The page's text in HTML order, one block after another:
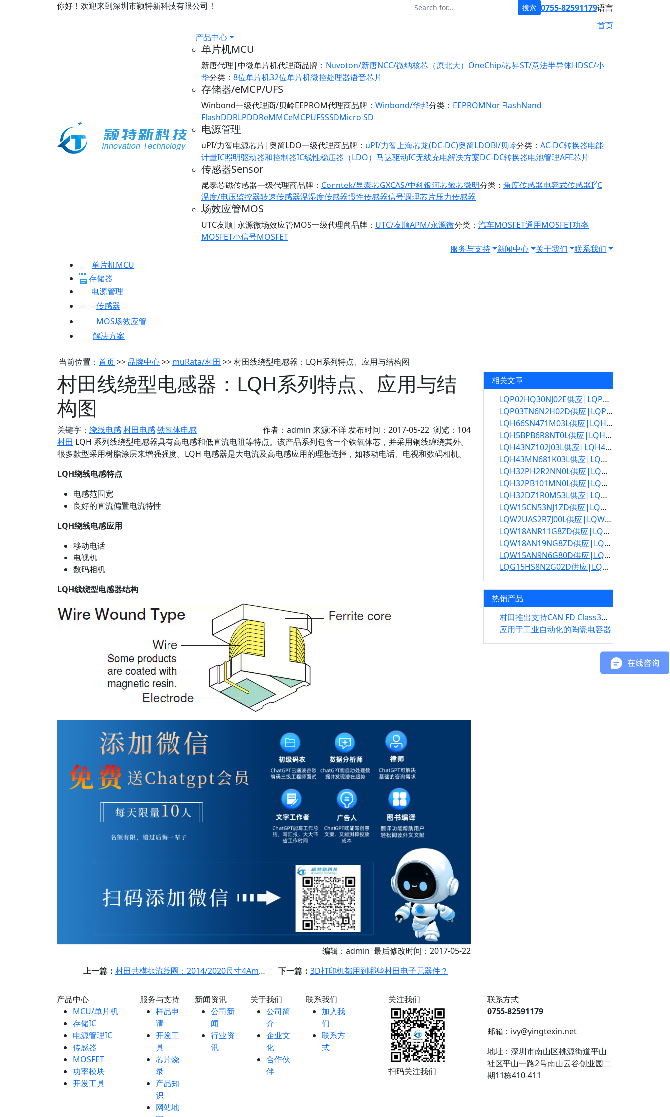
你好！欢迎来到深圳市颖特新科技有限公司！ 搜索 0755-82591179语言
首页
产品中心
单片机MCU
新唐代理|中微单片机代理商品牌： Nuvoton/新唐NCC/微纳核芯（原北大） OneChip/芯昇ST/意法半导体HDSC/小
华分类： 8位单片机32位单片机微控处理器语音芯片
存储器/eMCP/UFS
Winbond一级代理商/贝岭EEPROM代理商品牌： Winbond/华邦分类： EEPROMNor FlashNand
FlashDDRLPDDReMMCeMCPUFSSSDMicro SD
电源管理
uPI/力智电源芯片|奥简LDO一级代理商品牌： uPI/力智上海芯龙(DC-DC)奥简LDOBl/贝岭分类： AC-DC转换器电能
计量IC照明驱动器和控制器IC线性稳压器（LDO） 马达驱动IC无线充电解决方案DC-DC转换器电池管理AFE芯片
传感器Sensor
昆泰芯磁传感器一级代理商品牌： Conntek/昆泰芯GXCAS/中科银河芯敏芯微明分类： 角度传感器电容式传感器I2C
温度/电压监控器转速传感器温湿度传感器惯性传感器信号调理芯片压力传感器
场效应管MOS
UTC友顺|永源微场效应管MOS一级代理商品牌： UTC/友顺APM/永源微分类： 汽车MOSFET通用MOSFET功率
MOSFET小信号MOSFET
服务与支持
新闻中心 关于我们
联系我们
单片机MCU
存储器
电源管理
传感器
MOS场效应管
解决方案
当前位置： 首页>>品牌中心>> muRata/村田 >> 村田线绕型电感器：LQH系列特点、应用与结构图
村田线绕型电感器：LQH系列特点、应用与结
构图
关键字： 绕线电感村田电感铁氧体电感
作者：admin 来源:不详 发布时间：2017-05-22 浏览：104
村田 LQH 系列线绕型电感器具有高电感和低直流电阻等特点。该产品系列包含一个铁氧体芯，并采用铜线缠绕其外。
很多款型采用树脂涂层来增强强度。LQH 电感器是大电流及高电感应用的理想选择，如移动电话、电视和数码相机。
LQH绕线电感特点
电感范围宽
良好的直流偏置电流特性
LQH绕线电感应用
移动电话
电视机
数码相机
LQH线绕型电感器结构
编辑：admin 最后修改时间：2017-05-22
上一篇： 村田共模扼流线圈：2014/2020尺寸4Amax车载电源用 下一篇： 3D打印机都用到哪些村田电子元器件？
相关文章
LQP02HQ30NJ02E供应|LQP02HQ30NJ02E规格书
LQP03TN6N2H02D供应|LQP03TN6N2H02D规格书
LQH66SN471M03L供应|LQH66SN471M03L规格书
LQH5BPB6R8NT0L供应|LQH5BPB6R8NT0L规格书
LQH43NZ102J03L供应|LQH43NZ102J03L规格书
LQH43MN681K03L供应|LQH43MN681K03L规格书
LQH32PH2R2NN0L供应|LQH32PH2R2NN0L规格书
LQH32PB101MN0L供应|LQH32PB101MN0L规格书
LQH32DZ1R0M53L供应|LQH32DZ1R0M53L规格书
LQW15CN53NJ1ZD供应|LQW15CN53NJ1ZD规格书
LQW2UAS2R7J00L供应|LQW2UAS2R7J00L规格书
LQW18ANR11G8ZD供应|LQW18ANR11G8ZD规格书
LQW18AN19NG8ZD供应|LQW18AN19NG8ZD规格书
LQW15AN9N6G80D供应|LQW15AN9N6G80D规格书
LQG15HS8N2G02D供应|LQG15HS8N2G02D规格书
热销产品
村田推出支持CAN FD Class3的共模扼流线圈
应用于工业自动化的陶瓷电容器
产品中心
MCU/单片机
存储IC
电源管理IC
传感器
MOSFET
功率模块
开发工具
服务与支持
样品申
请
开发工
具
芯片烧
录
产品知
识
网站地
新闻资讯
公司新
闻
行业资
讯
关于我们
公司简
介
企业文
化
合作伙
伴
联系我们
加入我
们
联系方
式
关注我们
扫码关注我们
联系方式
0755-82591179
邮箱：ivy@yingtexin.net
地址：深圳市南山区桃源街道平山
社区平山一路2号南山云谷创业园二
期11栋410-411